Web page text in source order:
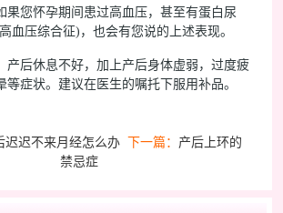
怀孕期间患过高血压，甚至有蛋白尿
血压综合征)，也会有您说的上述表现。
休息不好，加上产后身体虚弱，过度疲
等症状。建议在医生的嘱托下服用补品。
迟迟不来月经怎么办 下一篇： 产后上环的
禁忌症